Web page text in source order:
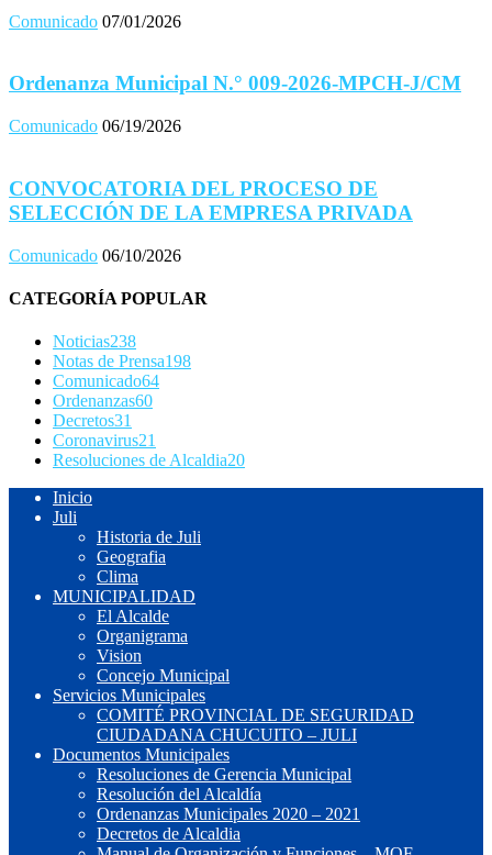
Comunicado 07/01/2026
Ordenanza Municipal N.° 009-2026-MPCH-J/CM
Comunicado 06/19/2026
CONVOCATORIA DEL PROCESO DE
SELECCIÓN DE LA EMPRESA PRIVADA
Comunicado 06/10/2026
CATEGORÍA POPULAR
Noticias238
Notas de Prensa198
Comunicado64
Ordenanzas60
Decretos31
Coronavirus21
Resoluciones de Alcaldia20
Inicio
Juli
Historia de Juli
Geografia
Clima
MUNICIPALIDAD
El Alcalde
Organigrama
Vision
Concejo Municipal
Servicios Municipales
COMITÉ PROVINCIAL DE SEGURIDAD
CIUDADANA CHUCUITO – JULI
Documentos Municipales
Resoluciones de Gerencia Municipal
Resolución del Alcaldía
Ordenanzas Municipales 2020 – 2021
Decretos de Alcaldia